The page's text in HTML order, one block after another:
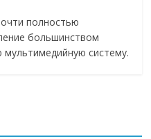
полностью
большинством
систему.